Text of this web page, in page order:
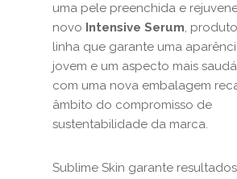
uma pele preenchida e
novo Intensive Serum,
linha que garante uma
jovem e um aspecto mais
com uma nova embalagem
âmbito do compromisso de
sustentabilidade da marca.
Sublime Skin garante